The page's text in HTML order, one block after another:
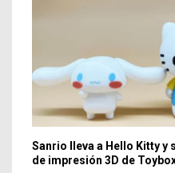
Sanrio lleva a Hello Kitty y
de impresión 3D de